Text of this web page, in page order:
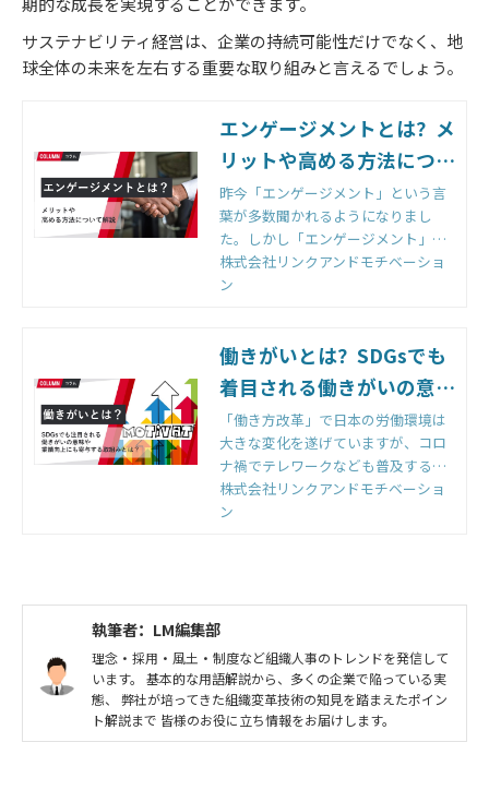
サステナビリティ経営は、企業の持続可能性だけでなく、地
球全体の未来を左右する重要な取り組みと言えるでしょう。
エンゲージメントとは？メ
リットや高める方法につい
て解説｜組織改善ならモチ
ベーションクラウド | 株式
会社リンクアンドモチベー
ション
昨今「エンゲージメント」という言
葉が多数聞かれるようになりまし
た。しかし「エンゲージメント」と
一言で言っても、その意味は広義に
渡ります。何故、今のこの時代に
株式会社リンクアンドモチベーショ
ン
働きがいとは？SDGsでも
着目される働きがいの意味
や業績向上にも寄与する取
組みとは？｜組織改善なら
モチベーションクラウド |
株式会社リンクアンドモチ
「働き方改革」で日本の労働環境は
大きな変化を遂げていますが、コロ
ナ禍でテレワークなども普及する
中、時間に縛られる働き方から成果
ややりがいを基準とした働き方に切
株式会社リンクアンドモチベーショ
ン
執筆者：LM編集部
理念・採用・風土・制度など組織人事のトレンドを発信して
います。 基本的な用語解説から、多くの企業で陥っている実
態、 弊社が培ってきた組織変革技術の知見を踏まえたポイン
ト解説まで 皆様のお役に立ち情報をお届けします。